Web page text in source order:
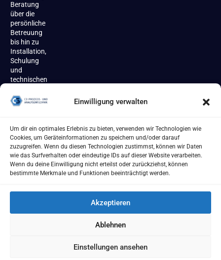
Einwilligung verwalten
Um dir ein optimales Erlebnis zu bieten, verwenden wir Technologien wie
Cookies, um Geräteinformationen zu speichern und/oder darauf
zuzugreifen. Wenn du diesen Technologien zustimmst, können wir Daten
wie das Surfverhalten oder eindeutige IDs auf dieser Website verarbeiten.
Wenn du deine Einwilligung nicht erteilst oder zurückziehst, können
bestimmte Merkmale und Funktionen beeinträchtigt werden.
Akzeptieren
Ablehnen
Einstellungen ansehen
Beratung
über die
persönliche
Betreuung
bis hin zu
Installation,
Schulung
und
technischen
begleiten
wir unsere
und
Kunden
zuverlässig
über den
gesamten
Produktlebenszyklus.
Datenschutzerklärung
Cookie Richtlinie